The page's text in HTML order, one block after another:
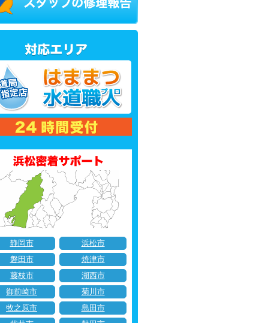
静岡市
浜松市
磐田市
焼津市
藤枝市
湖西市
御前崎市
菊川市
牧之原市
島田市